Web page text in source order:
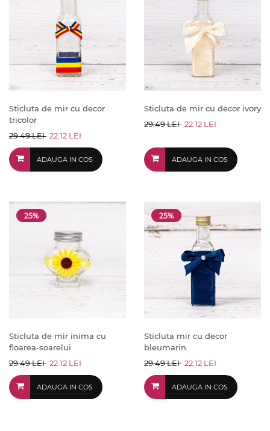
Sticluta de mir cu decor
tricolor
29.49 LEI 22.12 LEI
ADAUGA IN COS
Sticluta de mir cu decor ivory
29.49 LEI 22.12 LEI
ADAUGA IN COS
25%
Sticluta de mir inima cu
floarea-soarelui
29.49 LEI 22.12 LEI
ADAUGA IN COS
25%
Sticluta mir cu decor
bleumarin
29.49 LEI 22.12 LEI
ADAUGA IN COS